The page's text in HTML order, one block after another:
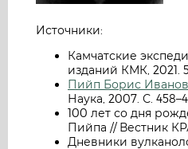
Источники:
Камчатские
изданий КМК, 2021.
Пийп Борис
Наука, 2007. С.
100 лет со дня
Пийпа // Вестник
Дневники